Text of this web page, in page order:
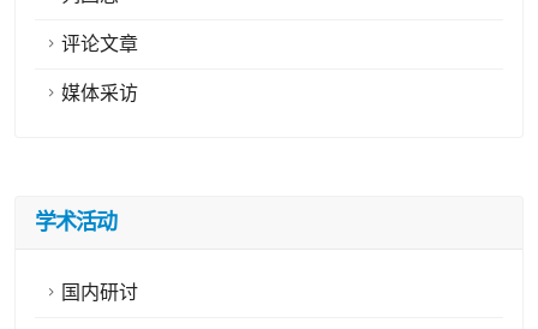
评论文章
媒体采访
学术活动
国内研讨